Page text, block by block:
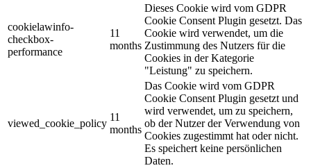
cookielawinfo-
checkbox-
performance
11
months
Dieses Cookie wird vom GDPR
Cookie Consent Plugin gesetzt. Das
Cookie wird verwendet, um die
Zustimmung des Nutzers für die
Cookies in der Kategorie
"Leistung" zu speichern.
viewed_cookie_policy
11
months
Das Cookie wird vom GDPR
Cookie Consent Plugin gesetzt und
wird verwendet, um zu speichern,
ob der Nutzer der Verwendung von
Cookies zugestimmt hat oder nicht.
Es speichert keine persönlichen
Daten.